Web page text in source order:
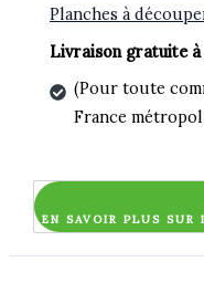
Planches à
Livraison gratuite
(Pour toute
France
EN SAVOIR PLUS SUR